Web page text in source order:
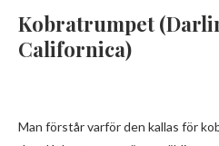
Kobratrumpet
Californica)
Man förstår varför den kallas för